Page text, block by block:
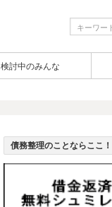
検討中のみんな
債務整理のことならここ！